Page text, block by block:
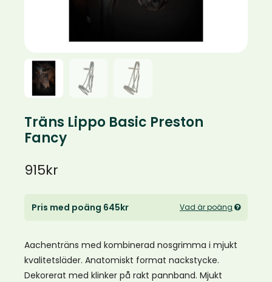
Träns Lippo Basic Preston
Fancy
915kr
Pris med poäng 645kr Vad är poäng
Aachenträns med kombinerad nosgrimma i mjukt
kvalitetsläder. Anatomiskt format nackstycke.
Dekorerat med klinker på rakt pannband. Mjukt